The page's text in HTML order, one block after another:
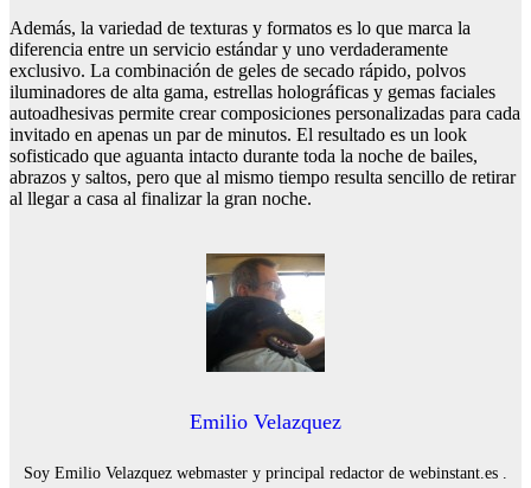
Además, la variedad de texturas y formatos es lo que marca la
diferencia entre un servicio estándar y uno verdaderamente
exclusivo. La combinación de geles de secado rápido, polvos
iluminadores de alta gama, estrellas holográficas y gemas faciales
autoadhesivas permite crear composiciones personalizadas para cada
invitado en apenas un par de minutos. El resultado es un look
sofisticado que aguanta intacto durante toda la noche de bailes,
abrazos y saltos, pero que al mismo tiempo resulta sencillo de retirar
al llegar a casa al finalizar la gran noche.
Emilio Velazquez
Soy Emilio Velazquez webmaster y principal redactor de webinstant.es .